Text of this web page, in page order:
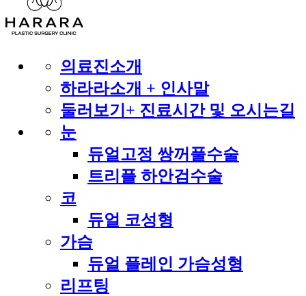
의료진소개
하라라소개 + 인사말
둘러보기+ 진료시간 및 오시는길
눈
듀얼고정 쌍꺼풀수술
트리플 하안검수술
코
듀얼 코성형
가슴
듀얼 플레인 가슴성형
리프팅